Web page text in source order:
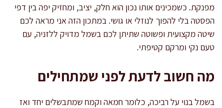
מפנקת. כשמכינים אותו נכון הוא חלק, יציב, ומחזיק יפה בין דפי
הפסטה בלי להפוך לנוזלי או גושי. במתכון הזה אני מראה לכם
שיטה מקצועית ופשוטה שתיתן לכם בשמל מדויק ללזניה, עם
טעם נקי ומרקם קטיפתי.
מה חשוב לדעת לפני שמתחילים
בשמל בנוי על רביכה, כלומר חמאה וקמח שמתבשלים יחד ואז